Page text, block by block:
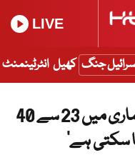
LIVE
جنگ کھیل انٹرٹینمنٹ
’ ہاتھ دھونے سے ڈائریا کی بیماری میں 23 سے 40
سکتی ہے‘